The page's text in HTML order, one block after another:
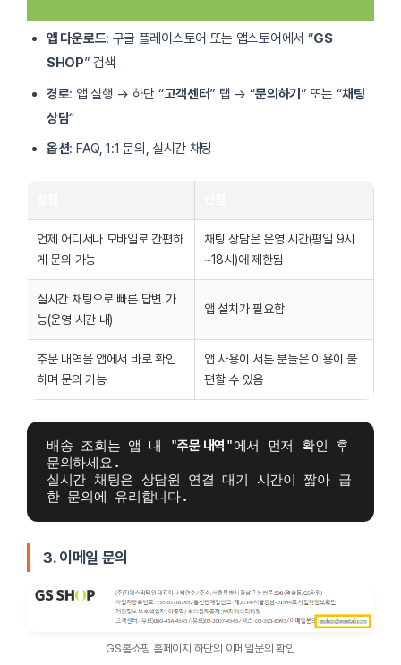
앱 다운로드: 구글 플레이스토어 또는 앱스토어에서 “GS
SHOP” 검색
경로: 앱 실행 → 하단 “고객센터” 탭 → “문의하기 ” 또는 “채팅
상담“
옵션: FAQ, 1:1 문의, 실시간 채팅
언제 어디서나 모바일로 간편하
게 문의 가능
채팅 상담은 운영 시간(평일 9시
~18시)에 제한됨
실시간 채팅으로 빠른 답변 가
능(운영 시간 내)
앱 설치가 필요함
주문 내역을 앱에서 바로 확인
하며 문의 가능
앱 사용이 서툰 분들은 이용이 불
편할 수 있음
배송 조회는 앱 내 "주문 내역 "에서 먼저 확인 후
문의하세요.
실시간 채팅은 상담원 연결 대기 시간이 짧아 급
한 문의에 유리합니다.
3. 이메일 문의
GS홈쇼핑 홈페이지 하단의 이메일문의 확인